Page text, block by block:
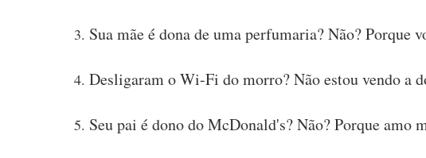
Sua mãe é dona de uma perfumaria? Não? Porque
Desligaram o Wi-Fi do morro? Não estou vendo a
Seu pai é dono do McDonald's? Não? Porque amo